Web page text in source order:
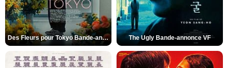
Des Fleurs pour Tokyo Bande-annonce VO STFR The Ugly Bande-annonce VF